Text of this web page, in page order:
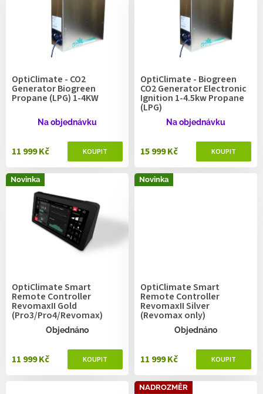
OptiClimate - CO2
Generator Biogreen
Propane (LPG) 1-4KW
Na objednávku
11 999 Kč
OptiClimate - Biogreen
CO2 Generator Electronic
Ignition 1-4.5kw Propane
(LPG)
Na objednávku
15 999 Kč
Novinka
OptiClimate Smart
Remote Controller
RevomaxII Gold
(Pro3/Pro4/Revomax)
Objednáno
11 999 Kč
Novinka
OptiClimate Smart
Remote Controller
RevomaxII Silver
(Revomax only)
Objednáno
11 999 Kč
NADROZMĚR